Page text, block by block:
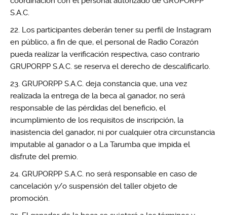
S.A.C.
Los participantes deberán tener su perfil de Instagram
en público, a fin de que, el personal de Radio Corazón
pueda realizar la verificación respectiva, caso contrario
GRUPORPP S.A.C. se reserva el derecho de descalificarlo.
GRUPORPP S.A.C. deja constancia que, una vez
realizada la entrega de la beca al ganador, no será
responsable de las pérdidas del beneficio, el
incumplimiento de los requisitos de inscripción, la
inasistencia del ganador, ni por cualquier otra circunstancia
imputable al ganador o a La Tarumba que impida el
disfrute del premio.
GRUPORPP S.A.C. no será responsable en caso de
cancelación y/o suspensión del taller objeto de
promoción.